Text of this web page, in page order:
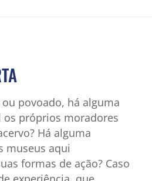
povoado, há alguma
os próprios moradores
Há alguma
museus aqui
formas de ação? Caso